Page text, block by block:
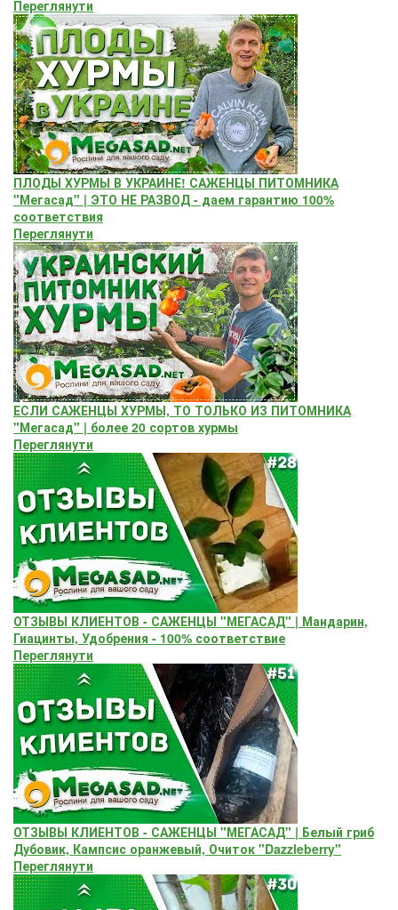
Переглянути
ПЛОДЫ ХУРМЫ В УКРАИНЕ! САЖЕНЦЫ ПИТОМНИКА
"Мегасад" | ЭТО НЕ РАЗВОД - даем гарантию 100%
соответствия
Переглянути
ЕСЛИ САЖЕНЦЫ ХУРМЫ, ТО ТОЛЬКО ИЗ ПИТОМНИКА
"Мегасад" | более 20 сортов хурмы
Переглянути
ОТЗЫВЫ КЛИЕНТОВ - САЖЕНЦЫ "МЕГАСАД" | Мандарин,
Гиацинты, Удобрения - 100% соответствие
Переглянути
ОТЗЫВЫ КЛИЕНТОВ - САЖЕНЦЫ "МЕГАСАД" | Белый гриб
Дубовик, Кампсис оранжевый, Очиток "Dazzleberry"
Переглянути